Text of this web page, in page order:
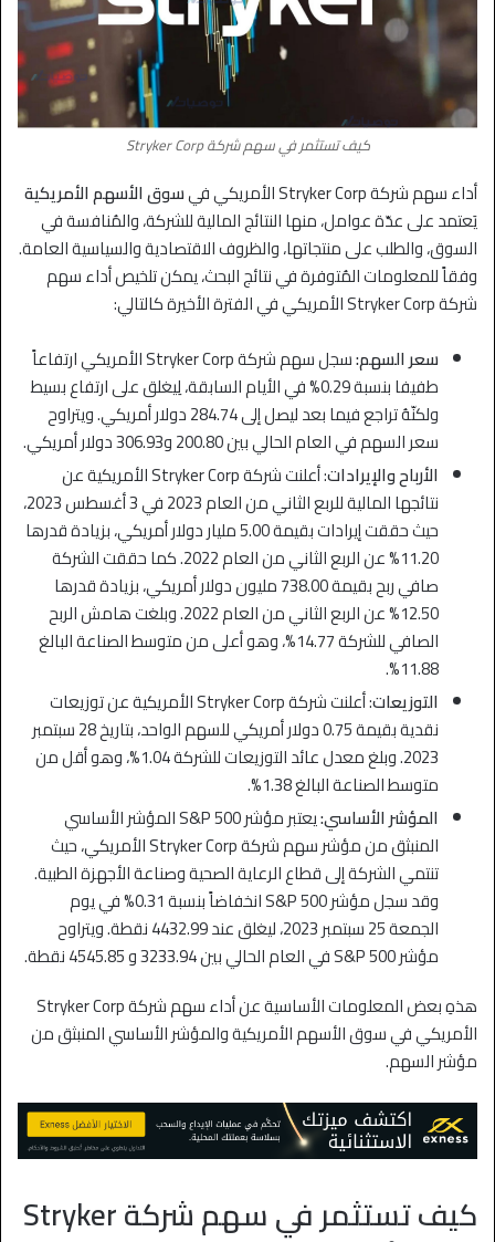
كيف تستثمر في سهم شركة Stryker Corp
أداء سهم شركة Stryker Corp الأمريكي في
سوق الأسهم الأمريكية
يَعتمد على عدّة عوامل، منها النتائج المالية للشركة، والمُنافسة في
السوق، والطلب على منتجاتها، والظروف الاقتصادية والسياسية العامة.
وفقاً للمعلومات المُتوفرة في نتائج البحث، يمكن تلخيص أداء سهم
شركة Stryker Corp الأمريكي في الفترة الأخيرة كالتالي:
سعر السهم:
سجل سهم شركة Stryker Corp الأمريكي ارتفاعاً
طفيفا بنسبة 0.29% في الأيام السابقة، لِيغلق على ارتفاع بسيط
ولكنّهُ تراجع فيما بعد ليصل إلى 284.74 دولار أمريكي. ويتراوح
سعر السهم في العام الحالي بين 200.80 و306.93 دولار أمريكي.
الأرباح والإيرادات
: أعلنت شركة Stryker Corp الأمريكية عن
نتائجها المالية للربع الثاني من العام 2023 في 3 أغسطس 2023،
حيث حققت إيرادات بقيمة 5.00 مليار دولار أمريكي، بزيادة قدرها
11.20% عن الربع الثاني من العام 2022. كما حققت الشركة
صافي ربح بقيمة 738.00 مليون دولار أمريكي، بزيادة قدرها
12.50% عن الربع الثاني من العام 2022. وبلغت هامش الربح
الصافي للشركة 14.77%، وهو أعلى من متوسط الصناعة البالغ
11.88%.
التوزيعات
: أعلنت شركة Stryker Corp الأمريكية عن توزيعات
نقدية بقيمة 0.75 دولار أمريكي للسهم الواحد، بتاريخ 28 سبتمبر
2023. وبلغ معدل عائد التوزيعات للشركة 1.04%، وهو أقل من
متوسط الصناعة البالغ 1.38%.
المؤشر الأساسي:
يعتبر مؤشر S&P 500 المؤشر الأساسي
المنبثق من مؤشر سهم شركة Stryker Corp الأمريكي، حيث
تنتمي الشركة إلى قطاع الرعاية الصحية وصناعة الأجهزة الطبية.
وقد سجل مؤشر S&P 500 انخفاضاً بنسبة 0.31% في يوم
الجمعة 25 سبتمبر 2023، ليغلق عند 4432.99 نقطة. ويتراوح
مؤشر S&P 500 في العام الحالي بين 3233.94 و 4545.85 نقطة.
هذهِ بعض المعلومات الأساسية عن أداء سهم شركة Stryker Corp
الأمريكي في سوق الأسهم الأمريكية والمؤشر الأساسي المنبثق من
مؤشر السهم.
كيف تستثمر في سهم شركة Stryker